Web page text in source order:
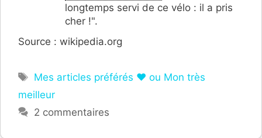
longtemps servi de ce vélo : il a pris
cher !".
Source : wikipedia.org
Étiquettes
Mes articles préférés ❤ ou Mon très
meilleur
2 commentaires